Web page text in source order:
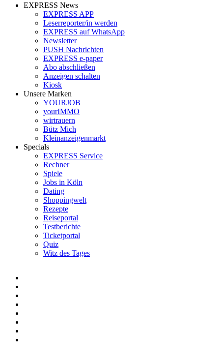
EXPRESS News
EXPRESS APP
Leserreporter/in werden
EXPRESS auf WhatsApp
Newsletter
PUSH Nachrichten
EXPRESS e-paper
Abo abschließen
Anzeigen schalten
Kiosk
Unsere Marken
YOURJOB
yourIMMO
wirtrauern
Bütz Mich
Kleinanzeigenmarkt
Specials
EXPRESS Service
Rechner
Spiele
Jobs in Köln
Dating
Shoppingwelt
Rezepte
Reiseportal
Testberichte
Ticketportal
Quiz
Witz des Tages